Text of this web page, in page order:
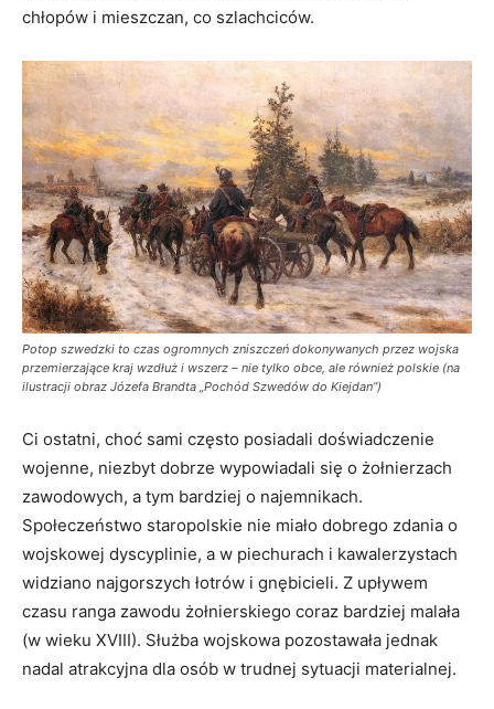
chłopów i mieszczan, co szlachciców.
Potop szwedzki to czas ogromnych zniszczeń dokonywanych przez wojska
przemierzające kraj wzdłuż i wszerz – nie tylko obce, ale również polskie (na
ilustracji obraz Józefa Brandta „Pochód Szwedów do Kiejdan”)
Ci ostatni, choć sami często posiadali doświadczenie
wojenne, niezbyt dobrze wypowiadali się o żołnierzach
zawodowych, a tym bardziej o najemnikach.
Społeczeństwo staropolskie nie miało dobrego zdania o
wojskowej dyscyplinie, a w piechurach i kawalerzystach
widziano najgorszych łotrów i gnębicieli. Z upływem
czasu ranga zawodu żołnierskiego coraz bardziej malała
(w wieku XVIII). Służba wojskowa pozostawała jednak
nadal atrakcyjna dla osób w trudnej sytuacji materialnej.